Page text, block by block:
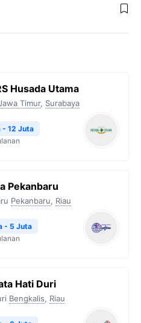
Husada Utama
Timur, Surabaya
- 12 Juta
Pekanbaru
Pekanbaru, Riau
- 5 Juta
Hati Duri
Bengkalis, Riau